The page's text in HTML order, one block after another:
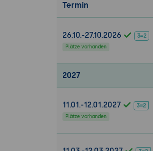
Termin
26.10.-27.10.2026
Plätze vorhanden
2027
11.01.-12.01.2027
Plätze vorhanden